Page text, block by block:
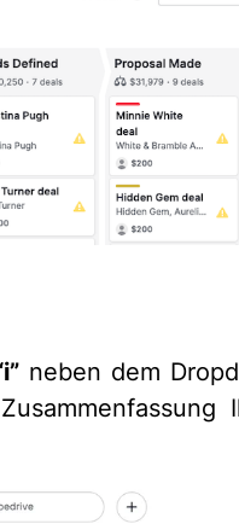
neben dem